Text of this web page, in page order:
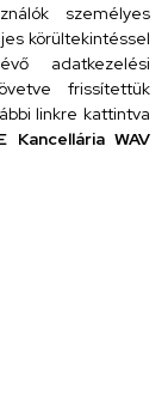
személyes
körültekintéssel
adatkezelési
frissítettük
linkre kattintva
Kancellária WAV